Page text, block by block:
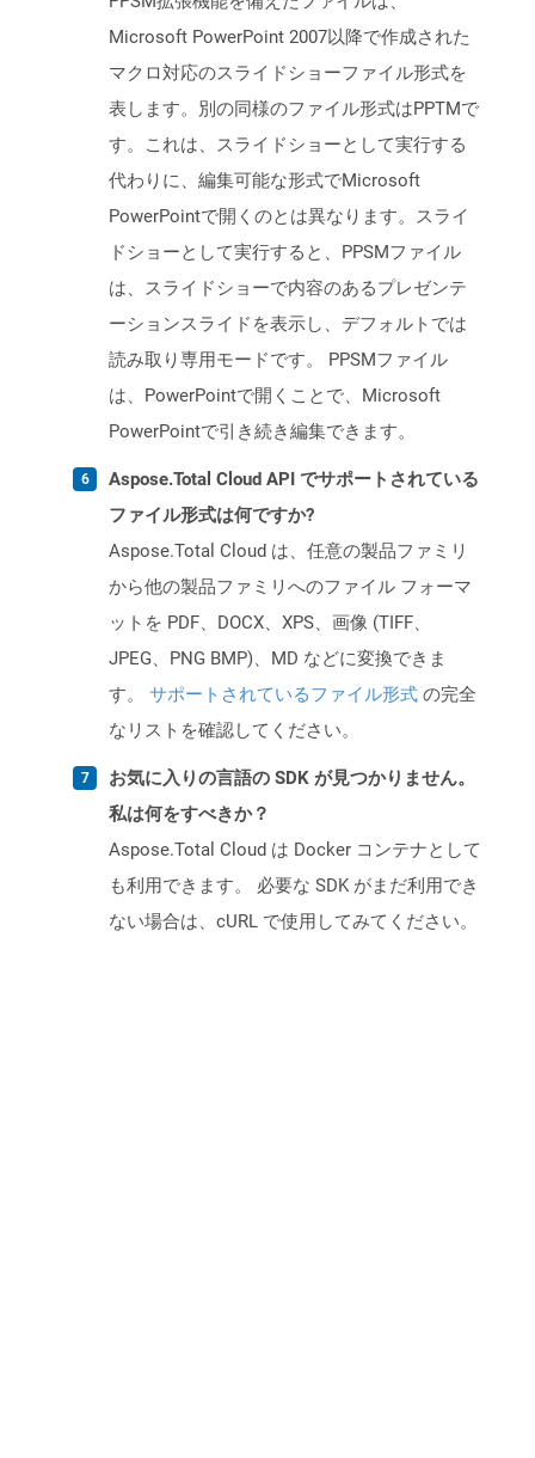
Microsoft PowerPoint 2007以降で作成された
マクロ対応のスライドショーファイル形式を
表します。別の同様のファイル形式はPPTMで
す。これは、スライドショーとして実行する
代わりに、編集可能な形式でMicrosoft
PowerPointで開くのとは異なります。スライ
ドショーとして実行すると、PPSMファイル
は、スライドショーで内容のあるプレゼンテ
ーションスライドを表示し、デフォルトでは
読み取り専用モードです。 PPSMファイル
は、PowerPointで開くことで、Microsoft
PowerPointで引き続き編集できます。
Aspose.Total Cloud API でサポートされている
ファイル形式は何ですか?
Aspose.Total Cloud は、任意の製品ファミリ
から他の製品ファミリへのファイル フォーマ
ットを PDF、DOCX、XPS、画像 (TIFF、
JPEG、PNG BMP)、MD などに変換できま
す。 サポートされているファイル形式 の完全
なリストを確認してください。
お気に入りの言語の SDK が見つかりません。
私は何をすべきか？
Aspose.Total Cloud は Docker コンテナとして
も利用できます。 必要な SDK がまだ利用でき
ない場合は、cURL で使用してみてください。